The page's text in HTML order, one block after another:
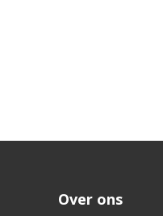
Over ons